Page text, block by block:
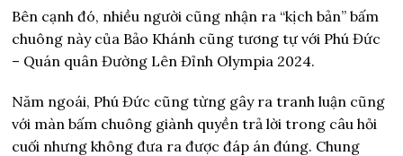
Bên cạnh đó, nhiều người cũng nhận ra “kịch bản” bấm
chuông này của Bảo Khánh cũng tương tự với Phú Đức
– Quán quân Đường Lên Đỉnh Olympia 2024.
Năm ngoái, Phú Đức cũng từng gây ra tranh luận cũng
với màn bấm chuông giành quyền trả lời trong câu hỏi
cuối nhưng không đưa ra được đáp án đúng. Chung